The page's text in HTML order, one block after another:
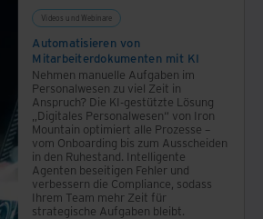
mit
der
intelligenten
Dokumentenverarbeitung
und
Workflow
Automation
von
Iron
Mountain.
Videos und Webinare
Automatisieren von
Mitarbeiterdokumenten mit KI
Nehmen manuelle Aufgaben im
Personalwesen zu viel Zeit in
Anspruch? Die KI-gestützte Lösung
„Digitales Personalwesen“ von Iron
Mountain optimiert alle Prozesse –
vom Onboarding bis zum Ausscheiden
in den Ruhestand. Intelligente
Agenten beseitigen Fehler und
verbessern die Compliance, sodass
Ihrem Team mehr Zeit für
strategische Aufgaben bleibt.